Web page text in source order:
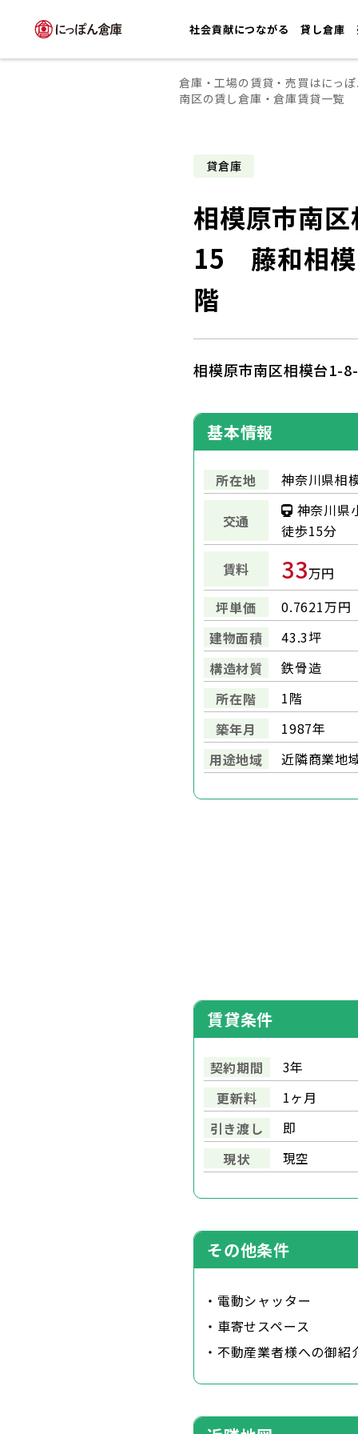
社会貢献につながる 貸し倉庫
倉庫・工場の賃貸・売買はにっ
南区の賃し倉庫・倉庫賃貸一覧
貸倉庫
相模原市南
15 藤和相模
階
相模原市南区相模台1-
基本情報
所在地 神奈川県相
交通
神奈川県
徒歩15分
賃料
33万円
坪単価
0.7621万円
建物面積
43.3坪
構造材質
鉄骨造
所在階
1階
築年月
1987年
用途地域
近隣商業地
賃貸条件
契約期間
3年
更新料
1ヶ月
引き渡し
即
現状
現空
その他条件
・電動シャッター
・車寄せスペース
・不動産業者様への御